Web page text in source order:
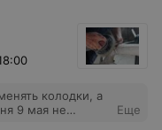
колодки, а
9 мая не
Еще